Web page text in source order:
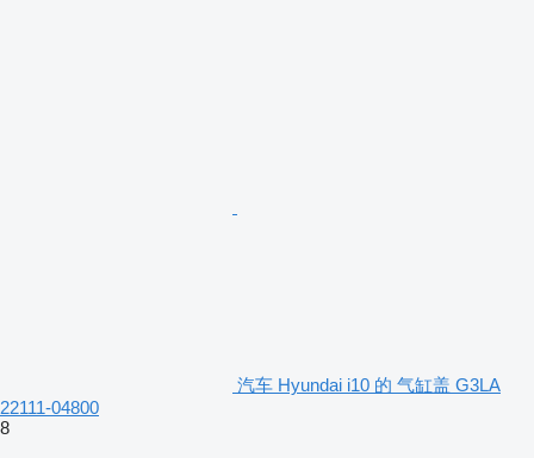
汽车 Hyundai i10 的 气缸盖 G3LA
22111-04800
8